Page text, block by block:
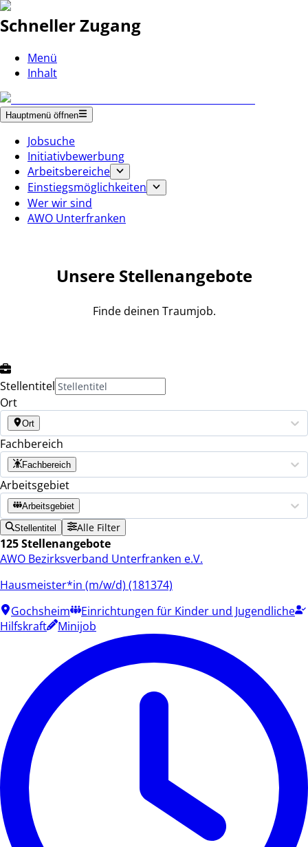
Schneller Zugang
Menü
Inhalt
Hauptmenü öffnen
Jobsuche
Initiativbewerbung
Arbeitsbereiche
Einstiegsmöglichkeiten
Wer wir sind
AWO Unterfranken
Unsere Stellenangebote
Finde deinen Traumjob.
Stellentitel
Ort
Ort
Fachbereich
Fachbereich
Arbeitsgebiet
Arbeitsgebiet
Stellentitel Alle Filter
125 Stellenangebote
AWO Bezirksverband Unterfranken e.V.
Hausmeister*in (m/w/d) (181374)
Gochsheim
Einrichtungen für Kinder und Jugendliche
Hilfskraft
Minijob